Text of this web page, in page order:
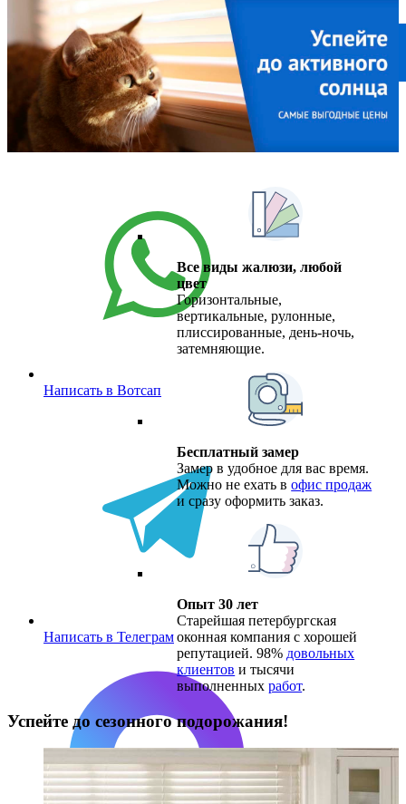
8 (812) 640-90-60 ежедневно, 9-21
Написать в Вотсап
Написать в Телеграм
Все виды жалюзи, любой
цвет
Горизонтальные,
вертикальные, рулонные,
плиссированные, день-ночь,
затемняющие.
Бесплатный замер
Замер в удобное для вас время.
Можно не ехать вофис продаж
и сразу оформить заказ.
Опыт 30 лет
Старейшая петербургская
оконная компания с хорошей
репутацией. 98% довольных
клиентов и тысячи
выполненныхработ.
Успейте до сезонного подорожания!